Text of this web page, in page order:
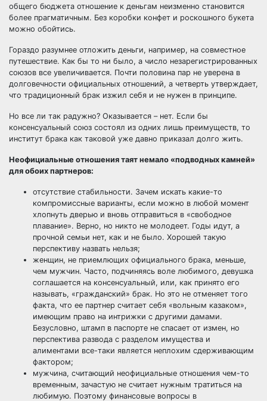
общего бюджета отношение к деньгам неизменно становится
более прагматичным. Без коробки конфет и роскошного букета
можно обойтись.
Гораздо разумнее отложить деньги, например, на совместное
путешествие. Как бы то ни было, а число незарегистрированных
союзов все увеличивается. Почти половина пар не уверена в
долговечности официальных отношений, а четверть утверждает,
что традиционный брак изжил себя и не нужен в принципе.
Но все ли так радужно? Оказывается – нет. Если бы
консенсуальный союз состоял из одних лишь преимуществ, то
институт брака как таковой уже давно приказал долго жить.
Неофициальные отношения таят немало «подводных камней»
для обоих партнеров:
отсутствие стабильности. Зачем искать какие-то
компромиссные варианты, если можно в любой момент
хлопнуть дверью и вновь отправиться в «свободное
плавание». Верно, но никто не молодеет. Годы идут, а
прочной семьи нет, как и не было. Хорошей такую
перспективу назвать нельзя;
женщин, не приемлющих официального брака, меньше,
чем мужчин. Часто, подчиняясь воле любимого, девушка
соглашается на консенсуальный, или, как принято его
называть, «гражданский» брак. Но это не отменяет того
факта, что ее партнер считает себя «вольным казаком»,
имеющим право на интрижки с другими дамами.
Безусловно, штамп в паспорте не спасает от измен, но
перспектива развода с разделом имущества и
алиментами все-таки является неплохим сдерживающим
фактором;
мужчина, считающий неофициальные отношения чем-то
временным, зачастую не считает нужным тратиться на
любимую. Поэтому финансовые вопросы в